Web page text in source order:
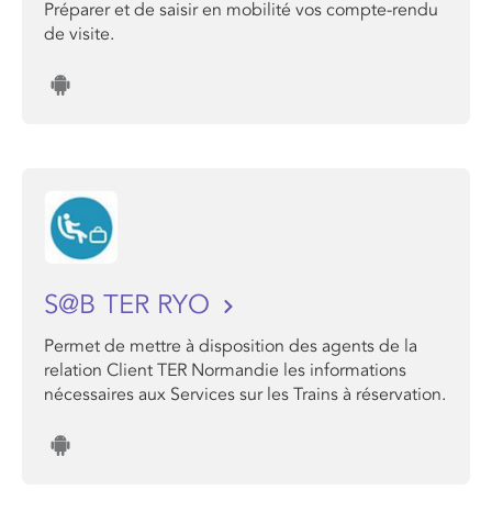
Préparer et de saisir en mobilité vos compte-rendu
de visite.
S@B TER RYO
Permet de mettre à disposition des agents de la
relation Client TER Normandie les informations
nécessaires aux Services sur les Trains à réservation.